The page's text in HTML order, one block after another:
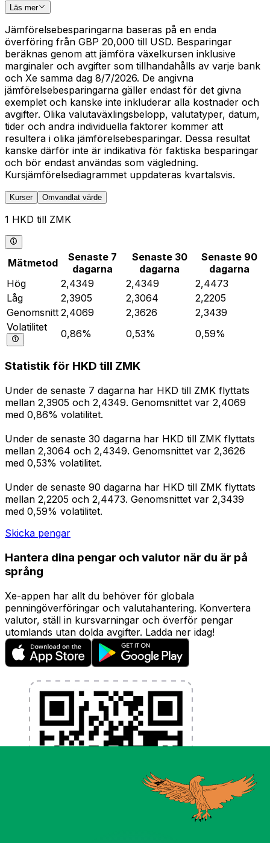
Läs mer
Jämförelsebesparingarna baseras på en enda
överföring från GBP 20,000 till USD. Besparingar
beräknas genom att jämföra växelkursen inklusive
marginaler och avgifter som tillhandahålls av varje bank
och Xe samma dag 8/7/2026. De angivna
jämförelsebesparingarna gäller endast för det givna
exemplet och kanske inte inkluderar alla kostnader och
avgifter. Olika valutaväxlingsbelopp, valutatyper, datum,
tider och andra individuella faktorer kommer att
resultera i olika jämförelsebesparingar. Dessa resultat
kanske därför inte är indikativa för faktiska besparingar
och bör endast användas som vägledning.
Kursjämförelsediagrammet uppdateras kvartalsvis.
Kurser Omvandlat värde
1 HKD till ZMK
Mätmetod
Senaste 7
dagarna
Senaste 30
dagarna
Senaste 90
dagarna
Hög
2,4349 2,4349
2,4473
Låg
2,3905 2,3064
2,2205
Genomsnitt 2,4069 2,3626
2,3439
Volatilitet
0,86% 0,53% 0,59%
Statistik för HKD till ZMK
Under de senaste 7 dagarna har HKD till ZMK flyttats
mellan 2,3905 och 2,4349. Genomsnittet var 2,4069
med 0,86% volatilitet.
Under de senaste 30 dagarna har HKD till ZMK flyttats
mellan 2,3064 och 2,4349. Genomsnittet var 2,3626
med 0,53% volatilitet.
Under de senaste 90 dagarna har HKD till ZMK flyttats
mellan 2,2205 och 2,4473. Genomsnittet var 2,3439
med 0,59% volatilitet.
Skicka pengar
Hantera dina pengar och valutor när du är på
språng
Xe-appen har allt du behöver för globala
penningöverföringar och valutahantering. Konvertera
valutor, ställ in kursvarningar och överför pengar
utomlands utan dolda avgifter. Ladda ner idag!